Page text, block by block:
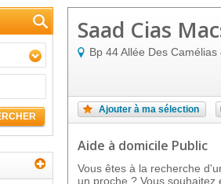
Saad Cias
Bp 44 Allée Des Camélias
Ajouter à ma sélection
Aide à domicile Public
Vous êtes à la recherche
un proche ? Vous